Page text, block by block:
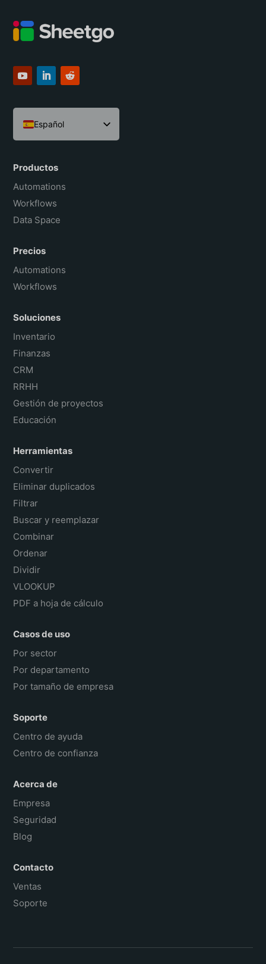
Español
English
Português do Brasil
Français
Productos
Automations
Workflows
Data Space
Precios
Automations
Workflows
Soluciones
Inventario
Finanzas
CRM
RRHH
Gestión de proyectos
Educación
Herramientas
Convertir
Eliminar duplicados
Filtrar
Buscar y reemplazar
Combinar
Ordenar
Dividir
VLOOKUP
PDF a hoja de cálculo
Casos de uso
Por sector
Por departamento
Por tamaño de empresa
Soporte
Centro de ayuda
Centro de confianza
Acerca de
Empresa
Seguridad
Blog
Contacto
Ventas
Soporte